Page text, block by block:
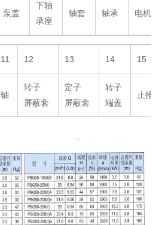
泵盖
下轴
承座
轴套 轴承 电机
11 12 13 14 15
轴
转子
屏蔽套
定子
屏蔽套
转子
端盖
止推